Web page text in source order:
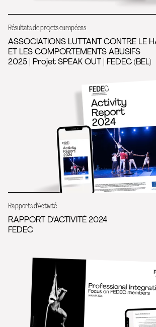
Résultats de projets européens
ASSOCIATIONS LUTTANT CONTRE LE
ET LES COMPORTEMENTS ABUSIFS
2025 | Projet SPEAK OUT | FEDEC (BEL)
Rapports d'Activité
RAPPORT D'ACTIVITÉ 2024
FEDEC